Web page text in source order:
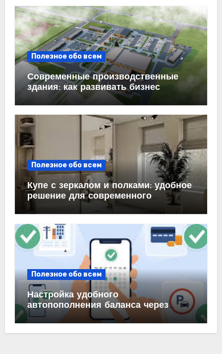
Полезное обо всем
Современные производственные
здания: как развивать бизнес
эффективно
Полезное обо всем
Купе с зеркалом и полками: удобное
решение для современного
Полезное обо всем
Настройка удобного
автопополнения баланса через
автоплатеж на карте и в банке